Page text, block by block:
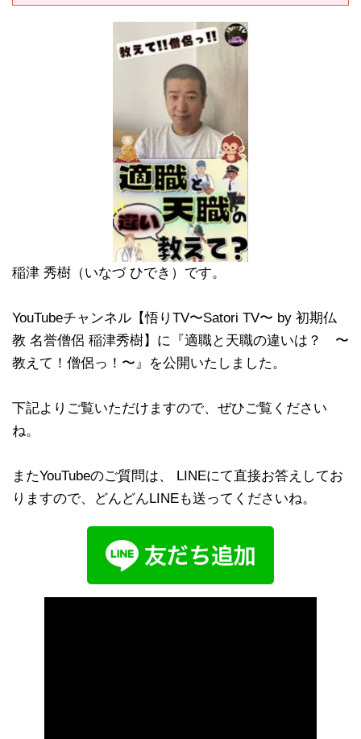
稲津 秀樹（いなづ ひでき）です。
YouTubeチャンネル【悟りTV〜Satori TV〜 by 初期仏
教 名誉僧侶 稲津秀樹】に『適職と天職の違いは？ 〜
教えて！僧侶っ！〜』を公開いたしました。
下記よりご覧いただけますので、ぜひご覧ください
ね。
またYouTubeのご質問は、 LINEにて直接お答えしてお
りますので、どんどんLINEも送ってくださいね。